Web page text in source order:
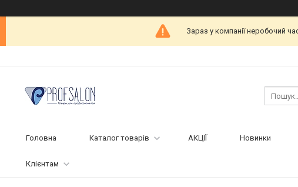
Зараз у компанії неробочий
Головна Каталог товарів АКЦІЇ Новинки
Клієнтам